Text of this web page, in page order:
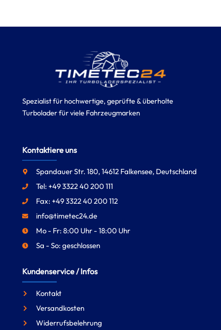
Spezialist für hochwertige, geprüfte & überholte
Turbolader für viele Fahrzeugmarken
Kontaktiere uns
Spandauer Str. 180, 14612 Falkensee, Deutschland
Tel: +49 3322 40 200 111
Fax: +49 3322 40 200 112
info@timetec24.de
Mo - Fr: 8:00 Uhr - 18:00 Uhr
Sa - So: geschlossen
Kundenservice / Infos
Kontakt
Versandkosten
Widerrufsbelehrung